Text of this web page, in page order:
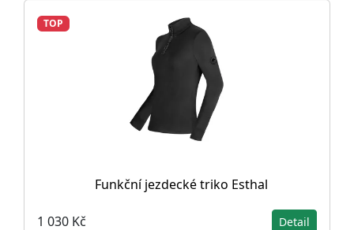
TOP
Funkční jezdecké triko Esthal
1 030 Kč Detail